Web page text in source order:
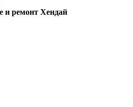
и ремонт Хендай